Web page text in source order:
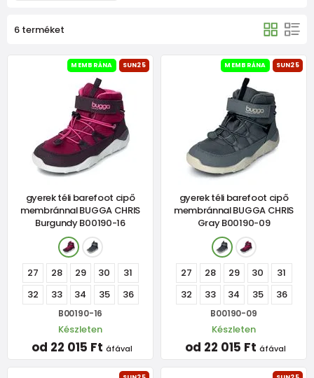
6 terméket
MEMBRÁNA SUN25
gyerek téli barefoot cipő
membránnal BUGGA CHRIS
Burgundy B00190-16
27 28 29 30
31
32
33 34 35 36
B00190-16
Készleten
od 22 015 Ft áfával
MEMBRÁNA SUN25
gyerek téli barefoot cipő
membránnal BUGGA CHRIS
Gray B00190-09
27 28 29 30
31
32
33 34 35 36
B00190-09
Készleten
od 22 015 Ft áfával